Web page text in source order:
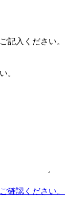
記入ください。
。
確認ください。